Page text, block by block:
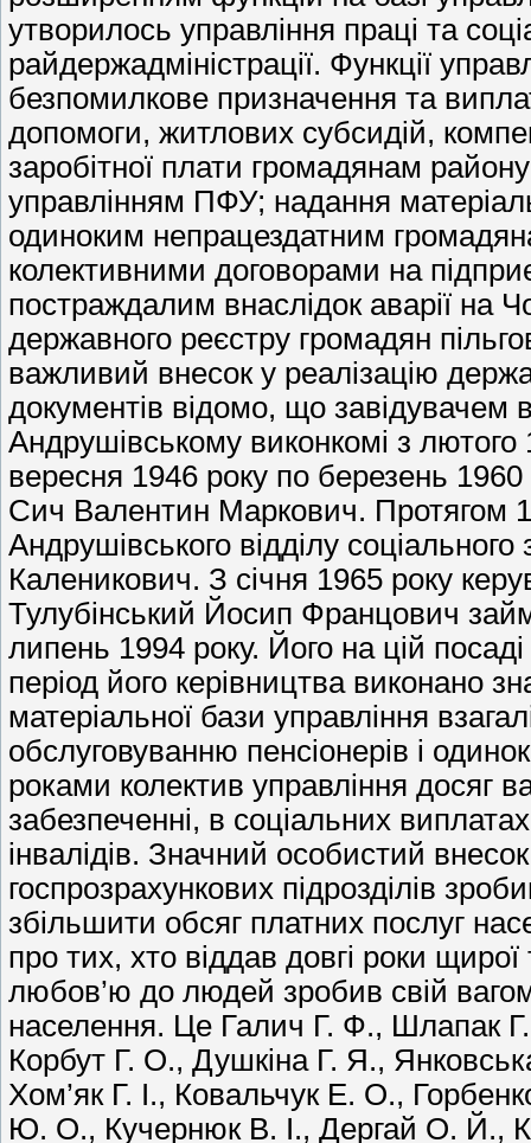
утворилось управління праці та
райдержадміністрації. Функції
безпомилкове призначення та
допомоги, житлових субсидій,
заробітної плати громадянам
управлінням ПФУ; надання
одиноким непрацездатним
колективними договорами на
постраждалим внаслідок аварії
державного реєстру громадян
важливий внесок у реалізацію
документів відомо, що завідувачем
Андрушівському виконкомі з
вересня 1946 року по березень
Сич Валентин Маркович. Протягом
Андрушівського відділу
Каленикович. З січня 1965 року
Тулубінський Йосип Францович
липень 1994 року. Його на цій
період його керівництва виконано
матеріальної бази управління
обслуговуванню пенсіонерів і
роками колектив управління досяг
забезпеченні, в соціальних
інвалідів. Значний особистий
госпрозрахункових підрозділів
збільшити обсяг платних послуг
про тих, хто віддав довгі роки
любов’ю до людей зробив свій
населення. Це Галич Г. Ф., Шлапак
Корбут Г. О., Душкіна Г. Я.,
Хом’як Г. І., Ковальчук Е. О.,
Ю. О., Кучернюк В. І., Дергай О. Й.,